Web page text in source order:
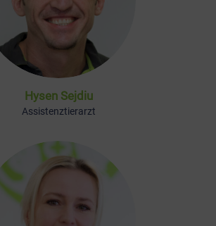
Hysen Sejdiu
Assistenztierarzt